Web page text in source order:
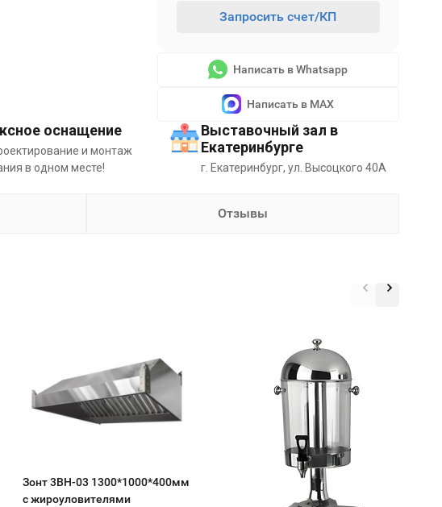
Запросить счет/КП
Написать в Whatsapp
Написать в MAX
оснащение
и монтаж
в одном месте!
Выставочный зал в
Екатеринбурге
г. Екатеринбург, ул. Высоцкого 40А
Отзывы
Зонт 3ВН-03 1300*1000*400мм
с жироуловителями